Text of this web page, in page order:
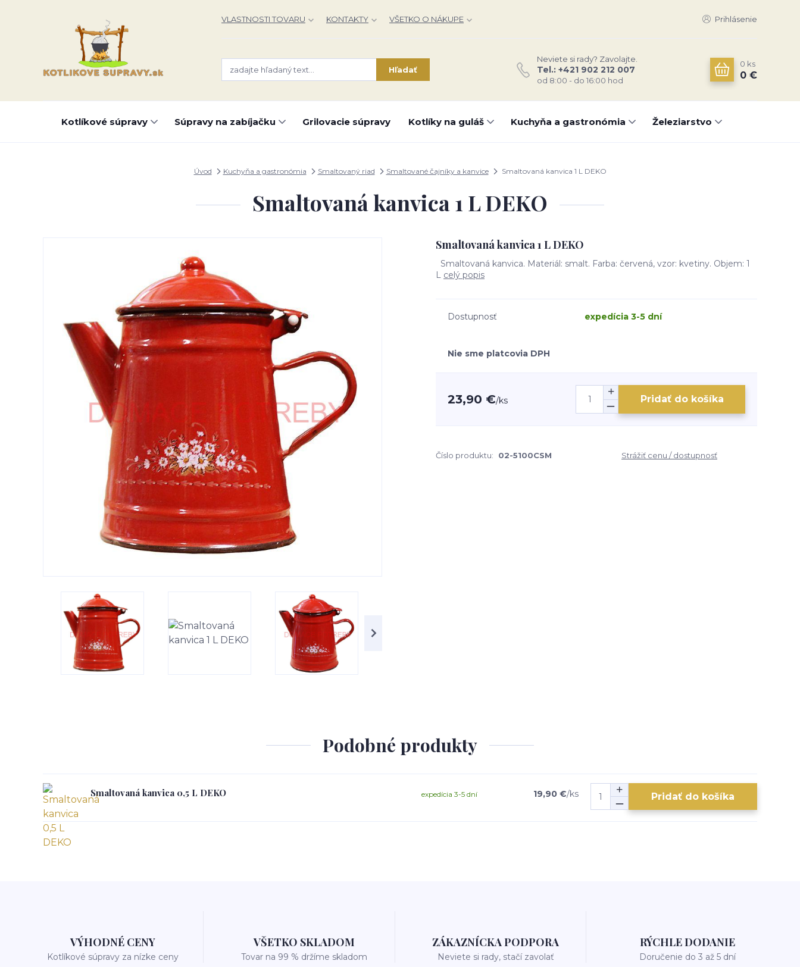
VLASTNOSTI TOVARU KONTAKTY VŠETKO O NÁKUPE Prihlásenie
Hľadať
Neviete si rady? Zavolajte.
Tel.: +421 902 212 007
od 8:00 - do 16:00 hod
0 ks
0 €
Kotlíkové súpravy Súpravy na zabíjačku Grilovacie súpravy Kotlíky na guláš Kuchyňa a gastronómia Železiarstvo
Úvod Kuchyňa a gastronómia Smaltovaný riad Smaltované čajníky a kanvice Smaltovaná kanvica 1 L DEKO
Smaltovaná kanvica 1 L DEKO
Smaltovaná kanvica 1 L DEKO
Smaltovaná kanvica. Materiál: smalt. Farba: červená, vzor: kvetiny. Objem: 1
L celý popis
Dostupnosť expedícia 3-5 dní
Nie sme platcovia DPH
23,90 €/ks Pridať do košíka
Číslo produktu: 02-5100CSM Strážiť cenu / dostupnosť
Podobné produkty
Smaltovaná kanvica 0,5 L DEKO 19,90 €/ks
expedícia 3-5 dní Pridať do košíka
VÝHODNÉ CENY
Kotlíkové súpravy za nízke ceny
VŠETKO SKLADOM
Tovar na 99 % držíme skladom
ZÁKAZNÍCKA PODPORA
Neviete si rady, stačí zavolať
RÝCHLE DODANIE
Doručenie do 3 až 5 dní